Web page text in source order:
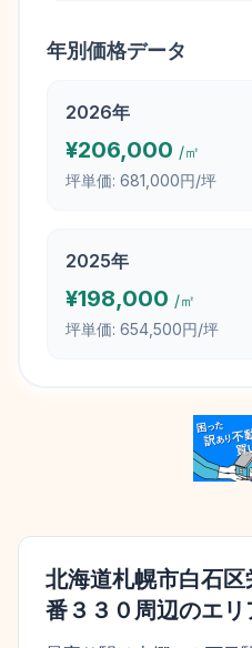
年別価格データ
2026年
¥206,000 /㎡
坪単価: 681,000円/坪
2025年
¥198,000 /㎡
坪単価: 654,500円/坪
北海道札幌市白石
番３３０ 周辺のエリ